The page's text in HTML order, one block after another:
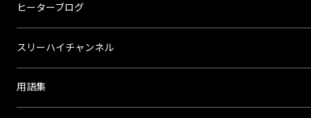
ヒーターブログ
スリーハイチャンネル
用語集